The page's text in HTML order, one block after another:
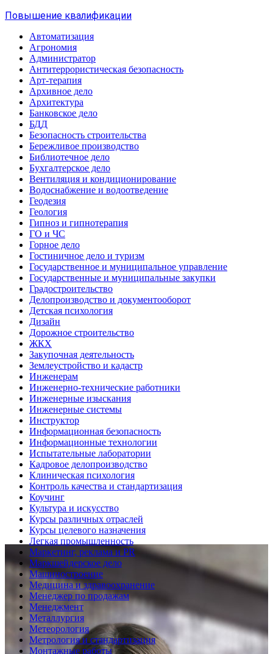
Повышение квалификации
Автоматизация
Агрономия
Администратор
Антитеррористическая безопасность
Арт-терапия
Архивное дело
Архитектура
Банковское дело
БДД
Безопасность строительства
Бережливое производство
Библиотечное дело
Бухгалтерское дело
Вентиляция и кондиционирование
Водоснабжение и водоотведение
Геодезия
Геология
Гипноз и гипнотерапия
ГО и ЧС
Горное дело
Гостиничное дело и туризм
Государственное и муниципальное управление
Государственные и муниципальные закупки
Градостроительство
Делопроизводство и документооборот
Детская психология
Дизайн
Дорожное строительство
ЖКХ
Закупочная деятельность
Землеустройство и кадастр
Инженерам
Инженерно-технические работники
Инженерные изыскания
Инженерные системы
Инструктор
Информационная безопасность
Информационные технологии
Испытательные лаборатории
Кадровое делопроизводство
Клиническая психология
Контроль качества и стандартизация
Коучинг
Культура и искусство
Курсы различных отраслей
Курсы целевого назначения
Легкая промышленность
Маркетинг, реклама и PR
Маркшейдерское дело
Машиностроение
Медицина и здравоохранение
Менеджер по продажам
Менеджмент
Металлургия
Метеорология
Метрология и стандартизация
Монтажные работы